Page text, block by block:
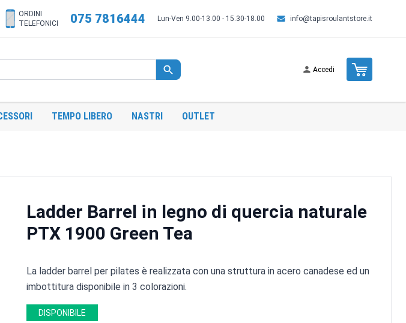
ORDINI
TELEFONICI
075 7816444 Lun-Ven 9.00-13.00 - 15.30-18.00 info@tapisroulantstore.it
Accedi Cart
TEMPO LIBERO NASTRI OUTLET
Ladder Barrel in legno di quercia naturale
PTX 1900 Green Tea
La ladder barrel per pilates è realizzata con una struttura in acero canadese ed un
imbottitura disponibile in 3 colorazioni.
DISPONIBILE